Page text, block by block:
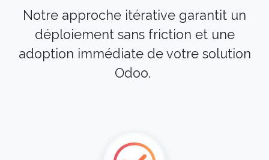
Notre approche itérative garantit un
déploiement sans friction et une
adoption immédiate de votre solution
Odoo.